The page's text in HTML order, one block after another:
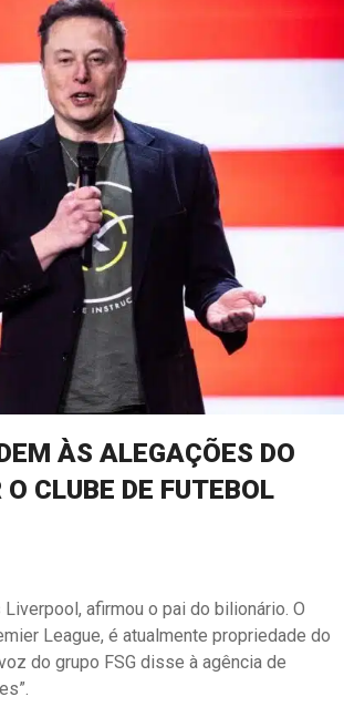
ÀS ALEGAÇÕES DO
CLUBE DE FUTEBOL
afirmou o pai do bilionário. O
League, é atualmente propriedade do
do grupo FSG disse à agência de